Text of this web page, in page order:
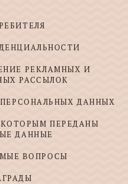
РЕКЛАМНЫХ И
РАССЫЛОК
ДАННЫХ
ПЕРЕДАНЫ
ДАННЫЕ
ВОПРОСЫ